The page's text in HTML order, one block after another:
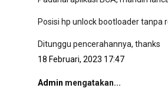
Posisi hp unlock bootloader tanpa
Ditunggu pencerahannya, thanks
18 Februari, 2023 17:47
Admin mengatakan...